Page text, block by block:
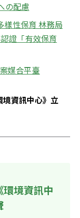
の配慮
樣性保育 林務局
證「有效保育
媒合平臺
資訊中心》立
境資訊中